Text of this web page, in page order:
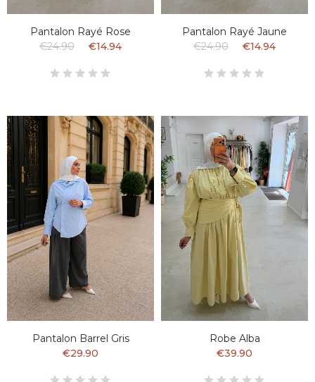
Pantalon Rayé Rose
€24.90
€14.94
Pantalon Rayé Jaune
€24.90
€14.94
Pantalon Barrel Gris
€29.90
Robe Alba
€39.90